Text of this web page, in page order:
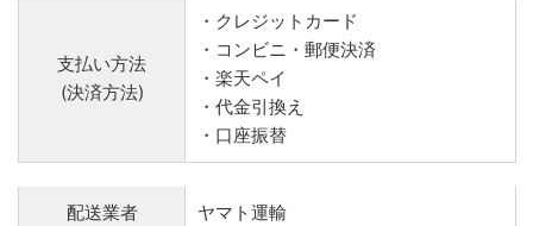
支払い方法
(決済方法)
・クレジットカード
・コンビニ・郵便決済
・楽天ペイ
・代金引換え
・口座振替
配送業者 ヤマト運輸